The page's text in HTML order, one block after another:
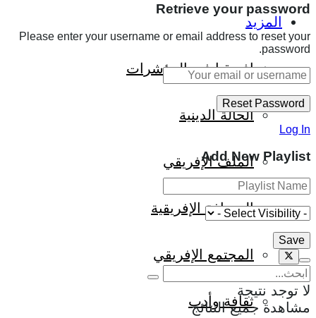
المزيد
إفريقيا في المؤشرات
الحالة الدينية
الملف الإفريقي
الصحافة الإفريقية
المجتمع الإفريقي
ثقافة وأدب
Retrieve your password
Please enter your username or email address to reset your
password.
Log In
Add New Playlist
لا توجد نتيجة
مشاهدة جميع النتائج